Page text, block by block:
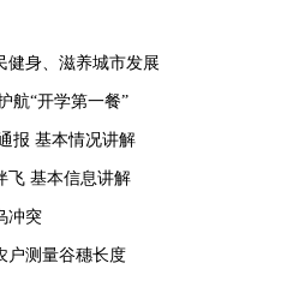
健身、滋养城市发展
航“开学第一餐”
报 基本情况讲解
飞 基本信息讲解
冲突
户测量谷穗长度